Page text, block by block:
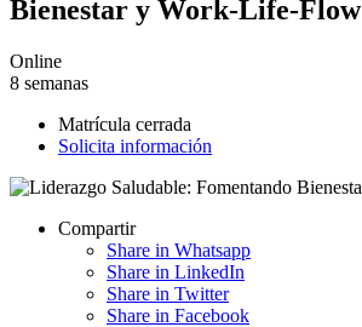
Bienestar y Work-Life-Flow
Online
8 semanas
Matrícula cerrada
Solicita información
Compartir
Share in Whatsapp
Share in LinkedIn
Share in Twitter
Share in Facebook